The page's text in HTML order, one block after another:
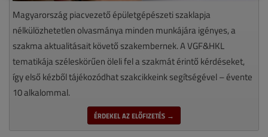
Magyarország piacvezető épületgépészeti szaklapja
nélkülözhetetlen olvasmánya minden munkájára igényes, a
szakma aktualitásait követő szakembernek. A VGF&HKL
tematikája széleskörűen öleli fel a szakmát érintő kérdéseket,
így első kézből tájékozódhat szakcikkeink segítségével – évente
10 alkalommal.
ÉRDEKEL AZ ELŐFIZETÉS →